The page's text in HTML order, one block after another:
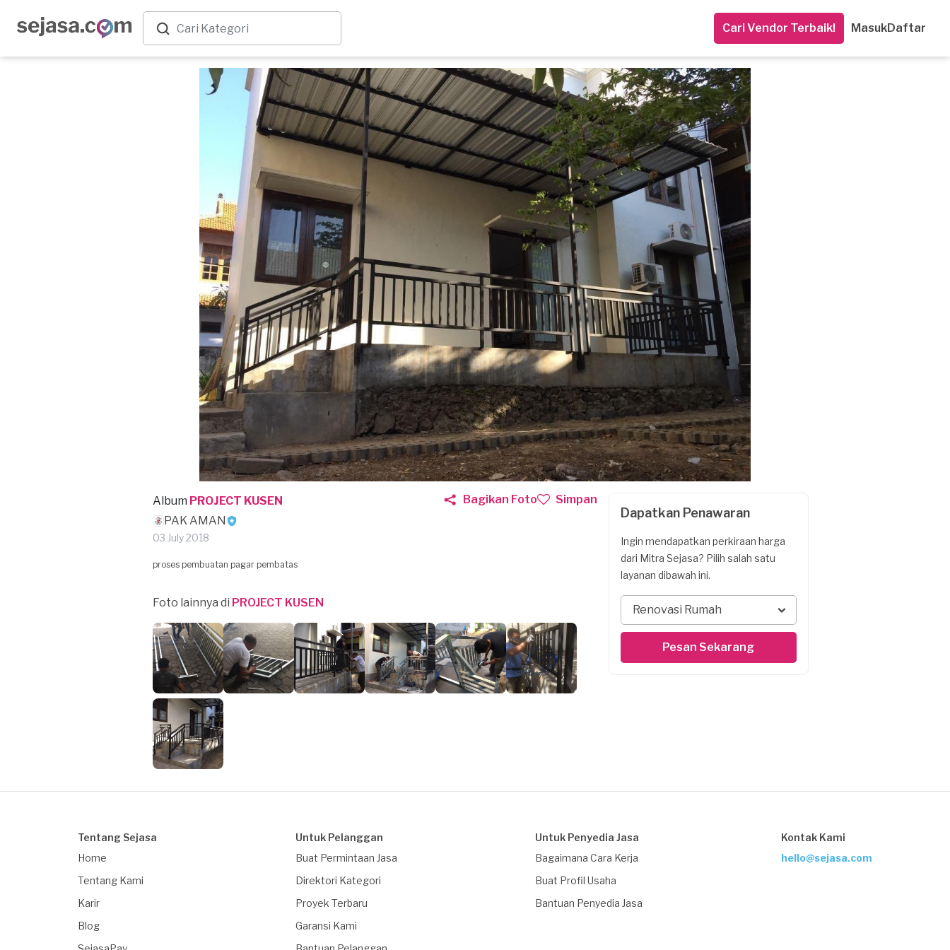
Cari Vendor Terbaik! MasukDaftar
Album PROJECT KUSEN
PAK AMAN
03 July 2018
Bagikan Foto Simpan
proses pembuatan pagar pembatas
Foto lainnya di PROJECT KUSEN
Dapatkan Penawaran
Ingin mendapatkan perkiraan harga
dari Mitra Sejasa? Pilih salah satu
layanan dibawah ini.
Renovasi Rumah
Pesan Sekarang
Tentang Sejasa
Home
Tentang Kami
Karir
Blog
Untuk Pelanggan
Buat Permintaan Jasa
Direktori Kategori
Proyek Terbaru
Garansi Kami
Untuk Penyedia Jasa
Bagaimana Cara Kerja
Buat Profil Usaha
Bantuan Penyedia Jasa
Kontak Kami
hello@sejasa.com